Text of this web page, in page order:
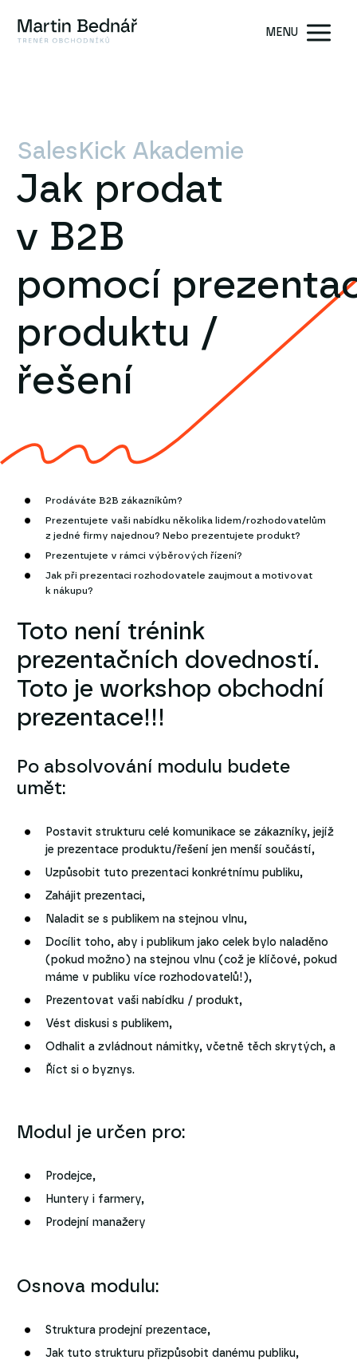
MENU
SalesKick Akademie
Jak prodat
v B2B
pomocí
produktu /
řešení
Prodáváte B2B zákazníkům?
Prezentujete vaši nabídku několika lidem/rozhodovatelům
z jedné firmy najednou? Nebo prezentujete produkt?
Prezentujete v rámci výběrových řízení?
Jak při prezentaci rozhodovatele zaujmout a motivovat
k nákupu?
Toto není trénink
prezentačních dovedností.
Toto je workshop obchodní
prezentace!!!
Po absolvování modulu budete
umět:
Postavit strukturu celé komunikace se zákazníky, jejíž
je prezentace produktu/řešení jen menší součástí,
Uzpůsobit tuto prezentaci konkrétnímu publiku,
Zahájit prezentaci,
Naladit se s publikem na stejnou vlnu,
Docílit toho, aby i publikum jako celek bylo naladěno
(pokud možno) na stejnou vlnu (což je klíčové, pokud
máme v publiku více rozhodovatelů!),
Prezentovat vaši nabídku / produkt,
Vést diskusi s publikem,
Odhalit a zvládnout námitky, včetně těch skrytých, a
Říct si o byznys.
Modul je určen pro:
Prodejce,
Huntery i farmery,
Prodejní manažery
Osnova modulu:
Struktura prodejní prezentace,
Jak tuto strukturu přizpůsobit danému publiku,